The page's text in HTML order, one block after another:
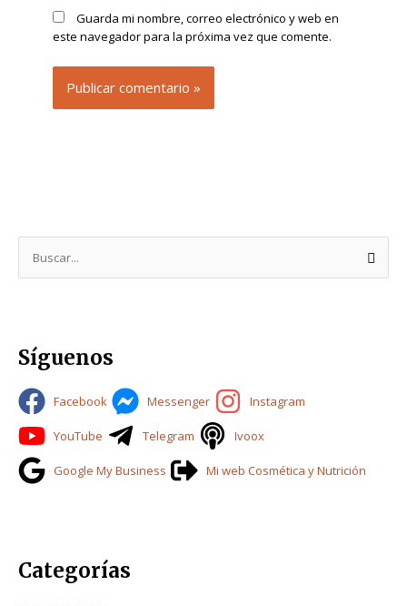
Guarda mi nombre, correo electrónico y web en
este navegador para la próxima vez que comente.
u
a
p
o
r
:
Síguenos
Facebook Messenger Instagram
YouTube Telegram Ivoox
Google My Business Mi web Cosmética y Nutrición
Categorías